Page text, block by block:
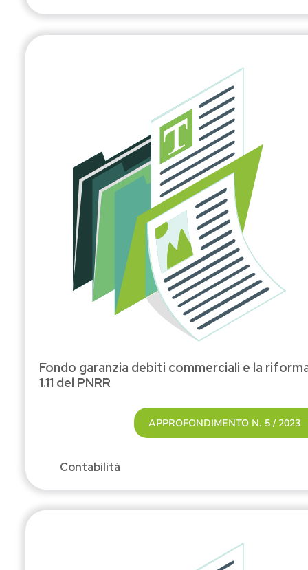
Fondo garanzia debiti commerciali e la
1.11 del PNRR
APPROFONDIMENTO N. 5 / 2023
Contabilità